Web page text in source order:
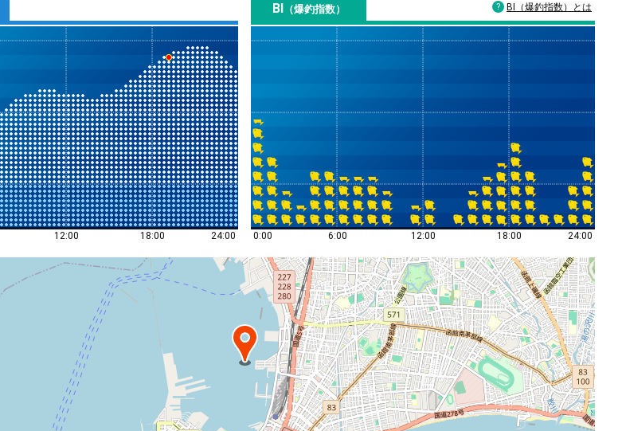
12:00 18:00 24:00
BI （爆釣指数）
0:00 6:00 12:00 18:00 24:00
BI（爆釣指数）とは